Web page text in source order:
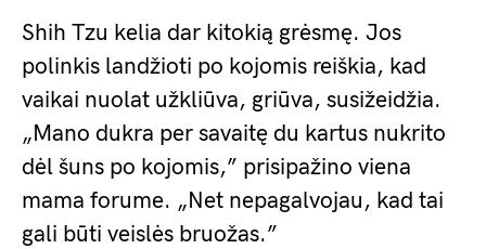
Shih Tzu kelia dar kitokią grėsmę. Jos
polinkis landžioti po kojomis reiškia, kad
vaikai nuolat užkliūva, griūva, susižeidžia.
„Mano dukra per savaitę du kartus nukrito
dėl šuns po kojomis,” prisipažino viena
mama forume. „Net nepagalvojau, kad tai
gali būti veislės bruožas.”